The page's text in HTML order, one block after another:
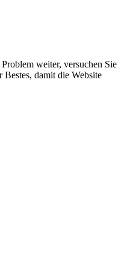
weiter, versuchen Sie
Bestes, damit die Website